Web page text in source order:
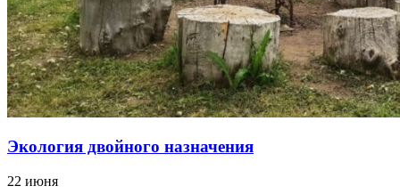
Экология двойного назначения
22 июня